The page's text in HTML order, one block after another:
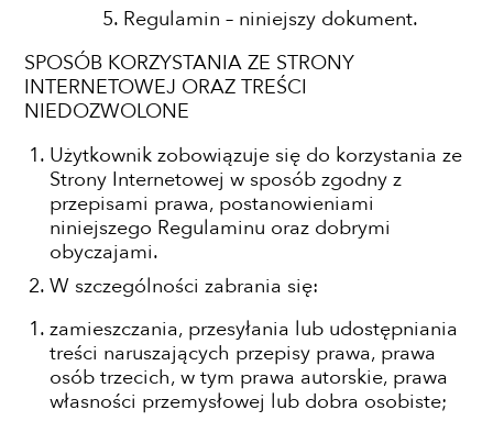
Regulamin – niniejszy dokument.
SPOSÓB KORZYSTANIA ZE STRONY
INTERNETOWEJ ORAZ TREŚCI
NIEDOZWOLONE
Użytkownik zobowiązuje się do korzystania ze
Strony Internetowej w sposób zgodny z
przepisami prawa, postanowieniami
niniejszego Regulaminu oraz dobrymi
obyczajami.
W szczególności zabrania się:
zamieszczania, przesyłania lub udostępniania
treści naruszających przepisy prawa, prawa
osób trzecich, w tym prawa autorskie, prawa
własności przemysłowej lub dobra osobiste;